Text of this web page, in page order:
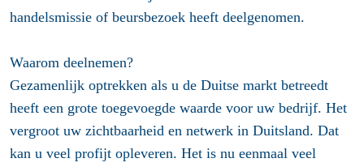
handelsmissie of beursbezoek heeft deelgenomen.
Waarom deelnemen?
Gezamenlijk optrekken als u de Duitse markt betreedt
heeft een grote toegevoegde waarde voor uw bedrijf. Het
vergroot uw zichtbaarheid en netwerk in Duitsland. Dat
kan u veel profijt opleveren. Het is nu eenmaal veel